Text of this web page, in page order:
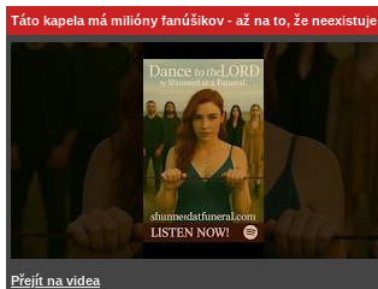
Táto kapela má milióny fanúšikov - až na to, že neexistuje
Přejít na videa